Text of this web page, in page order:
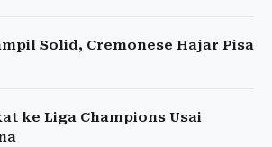
Solid, Cremonese Hajar Pisa
ke Liga Champions Usai